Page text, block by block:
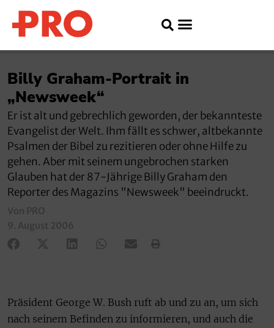
Billy Graham-Portrait in
„Newsweek“
Er ist alt und gebrechlich geworden, der bekannteste
Evangelist der Welt. Ihm fällt es schwer, altbekannte
Psalmen der Bibel zu rezitieren oder ohne Hilfe zu
gehen. Aber mit seinem ungebrochen starken
Glauben hat der 87-Jährige Billy Graham den
Reporter des Magazins "Newsweek" beeindruckt.
Von PRO
9. August 2006
Präsident George W. Bush ruft ab und zu an, um sich
nach seinem Befinden zu informieren, und auch die